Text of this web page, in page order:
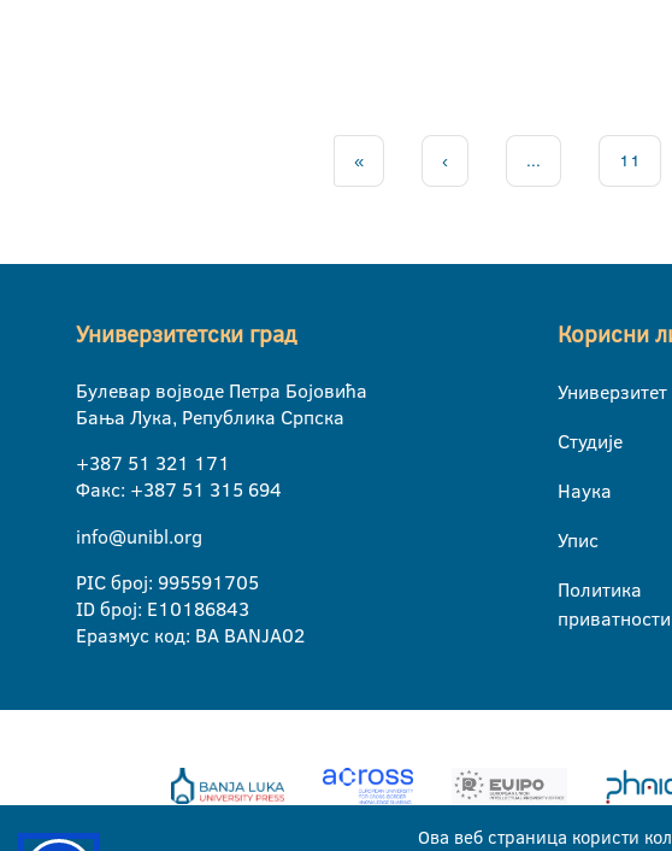
« ‹ ... 11
Универзитетски град
Булевар војводе Петра Бојовића
Бања Лука, Република Српска
+387 51 321 171
Факс: +387 51 315 694
info@unibl.org
PIC број: 995591705
ID број: E10186843
Еразмус код: BA BANJA02
Корисни
Универзитет
Студије
Наука
Упис
Политика
приватности
Ова веб страница користи